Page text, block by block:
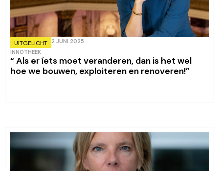
UITGELICHT
2 JUNI 2025
INNOTHEEK
“ Als er íets moet veranderen, dan is het wel
hoe we bouwen, exploiteren en renoveren!”